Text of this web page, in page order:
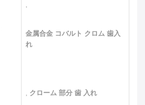
金属合金 コバルト クロム 歯入
れ
クローム 部分 歯 入れ